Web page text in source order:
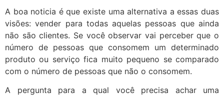
A boa noticia é que existe uma alternativa a essas duas
visões: vender para todas aquelas pessoas que ainda
não são clientes. Se você observar vai perceber que o
número de pessoas que consomem um determinado
produto ou serviço fica muito pequeno se comparado
com o número de pessoas que não o consomem.
A pergunta para a qual você precisa achar uma